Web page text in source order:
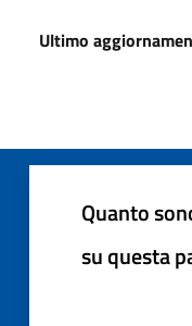
Ultimo
Quanto
su questa